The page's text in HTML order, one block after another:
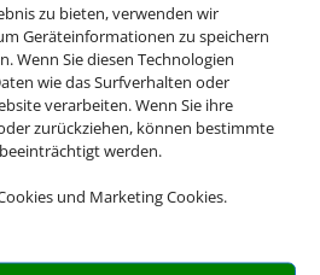
zu bieten, verwenden wir
Geräteinformationen zu speichern
Wenn Sie diesen Technologien
wie das Surfverhalten oder
verarbeiten. Wenn Sie ihre
zurückziehen, können bestimmte
werden.
und Marketing Cookies.